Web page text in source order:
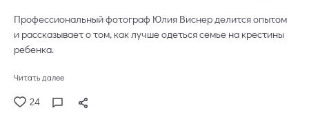
Профессиональный фотограф Юлия Виснер делится опытом
и рассказывает о том, как лучше одеться семье на крестины
ребенка.
Читать далее
24